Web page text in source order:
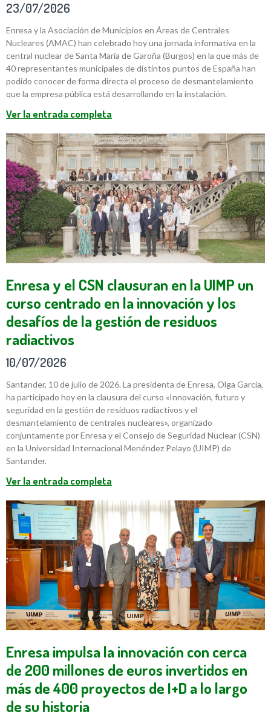
23/07/2026
Enresa y la Asociación de Municipios en Áreas de Centrales
Nucleares (AMAC) han celebrado hoy una jornada informativa en la
central nuclear de Santa María de Garoña (Burgos) en la que más de
40 representantes municipales de distintos puntos de España han
podido conocer de forma directa el proceso de desmantelamiento
que la empresa pública está desarrollando en la instalación.
Ver la entrada completa
Enresa y el CSN clausuran en la UIMP un
curso centrado en la innovación y los
desafíos de la gestión de residuos
radiactivos
10/07/2026
Santander, 10 de julio de 2026. La presidenta de Enresa, Olga García,
ha participado hoy en la clausura del curso «Innovación, futuro y
seguridad en la gestión de residuos radiactivos y el
desmantelamiento de centrales nucleares», organizado
conjuntamente por Enresa y el Consejo de Seguridad Nuclear (CSN)
en la Universidad Internacional Menéndez Pelayo (UIMP) de
Santander.
Ver la entrada completa
Enresa impulsa la innovación con cerca
de 200 millones de euros invertidos en
más de 400 proyectos de I+D a lo largo
de su historia